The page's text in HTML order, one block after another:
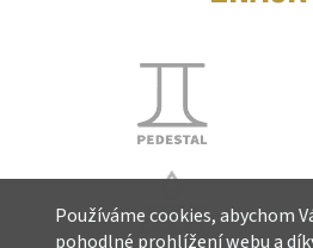
Používáme cookies, abychom
pohodlné prohlížení webu a